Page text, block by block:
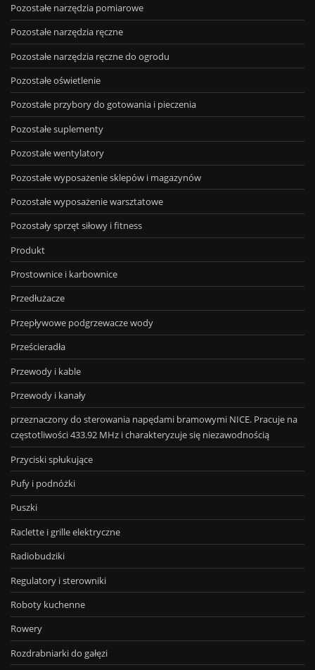
Pozostałe narzędzia pomiarowe
Pozostałe narzędzia ręczne
Pozostałe narzędzia ręczne do ogrodu
Pozostałe oświetlenie
Pozostałe przybory do gotowania i pieczenia
Pozostałe suplementy
Pozostałe wentylatory
Pozostałe wyposażenie sklepów i magazynów
Pozostałe wyposażenie warsztatowe
Pozostały sprzęt siłowy i fitness
Produkt
Prostownice i karbownice
Przedłużacze
Przepływowe podgrzewacze wody
Prześcieradła
Przewody i kable
Przewody i kanały
przeznaczony do sterowania napędami bramowymi NICE. Pracuje na
częstotliwości 433.92 MHz i charakteryzuje się niezawodnością
Przyciski spłukujące
Pufy i podnóżki
Puszki
Raclette i grille elektryczne
Radiobudziki
Regulatory i sterowniki
Roboty kuchenne
Rowery
Rozdrabniarki do gałęzi